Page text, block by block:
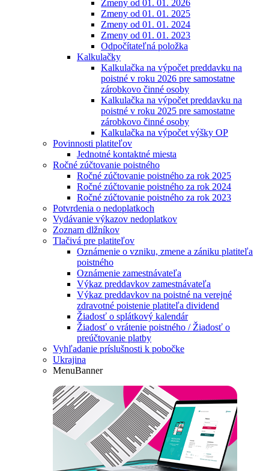
Zmeny od 01. 01. 2026
Zmeny od 01. 01. 2025
Zmeny od 01. 01. 2024
Zmeny od 01. 01. 2023
Odpočítateľná položka
Kalkulačky
Kalkulačka na výpočet preddavku na
poistné v roku 2026 pre samostatne
zárobkovo činné osoby
Kalkulačka na výpočet preddavku na
poistné v roku 2025 pre samostatne
zárobkovo činné osoby
Kalkulačka na výpočet výšky OP
Povinnosti platiteľov
Jednotné kontaktné miesta
Ročné zúčtovanie poistného
Ročné zúčtovanie poistného za rok 2025
Ročné zúčtovanie poistného za rok 2024
Ročné zúčtovanie poistného za rok 2023
Potvrdenia o nedoplatkoch
Vydávanie výkazov nedoplatkov
Zoznam dlžníkov
Tlačivá pre platiteľov
Oznámenie o vzniku, zmene a zániku platiteľa
poistného
Oznámenie zamestnávateľa
Výkaz preddavkov zamestnávateľa
Výkaz preddavkov na poistné na verejné
zdravotné poistenie platiteľa dividend
Žiadosť o splátkový kalendár
Žiadosť o vrátenie poistného / Žiadosť o
preúčtovanie platby
Vyhľadanie príslušnosti k pobočke
Ukrajina
MenuBanner